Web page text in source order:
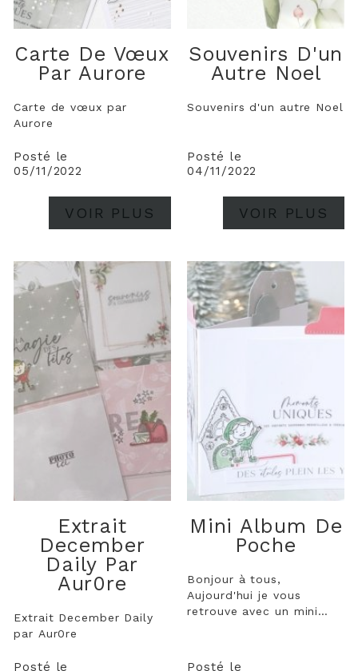
Carte De Vœux
Par Aurore
Carte de vœux par
Aurore
Posté le
05/11/2022
VOIR PLUS
Souvenirs D'un
Autre Noel
Souvenirs d'un autre Noel
Posté le
04/11/2022
VOIR PLUS
Extrait
December
Daily Par
Aur0re
Extrait December Daily
par Aur0re
Posté le
Mini Album De
Poche
Bonjour à tous,
Aujourd'hui je vous
retrouve avec un mini
côté) pouvant contenir
Posté le